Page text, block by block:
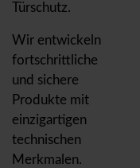
Türschutz.
Wir entwickeln
fortschrittliche
und sichere
Produkte mit
einzigartigen
technischen
Merkmalen.